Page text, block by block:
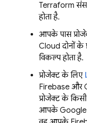
Terraform
होता है.
आपके पास
Cloud दोनों के
विकल्प होता है.
प्रोजेक्ट के लिए
Firebase और
प्रोजेक्ट के
आपके